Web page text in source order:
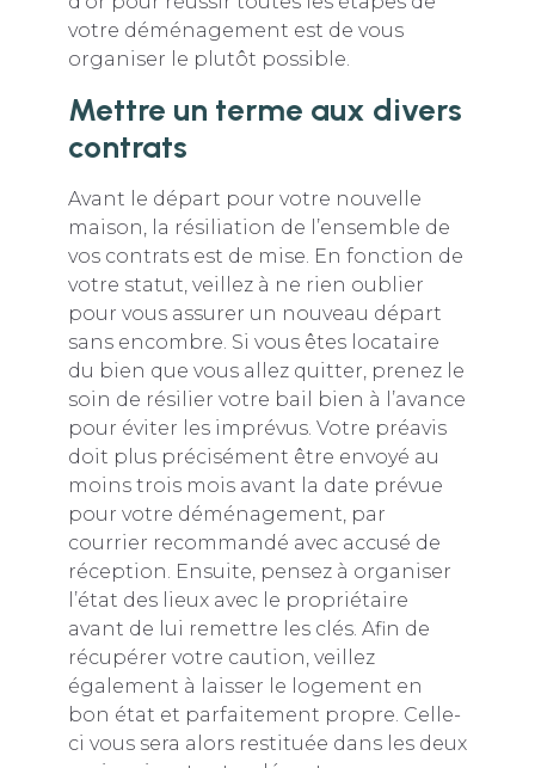
votre déménagement est de vous
organiser le plutôt possible.
Mettre un terme aux divers
contrats
Avant le départ pour votre nouvelle
maison, la résiliation de l’ensemble de
vos contrats est de mise. En fonction de
votre statut, veillez à ne rien oublier
pour vous assurer un nouveau départ
sans encombre. Si vous êtes locataire
du bien que vous allez quitter, prenez le
soin de résilier votre bail bien à l’avance
pour éviter les imprévus. Votre préavis
doit plus précisément être envoyé au
moins trois mois avant la date prévue
pour votre déménagement, par
courrier recommandé avec accusé de
réception. Ensuite, pensez à organiser
l’état des lieux avec le propriétaire
avant de lui remettre les clés. Afin de
récupérer votre caution, veillez
également à laisser le logement en
bon état et parfaitement propre. Celle-
ci vous sera alors restituée dans les deux